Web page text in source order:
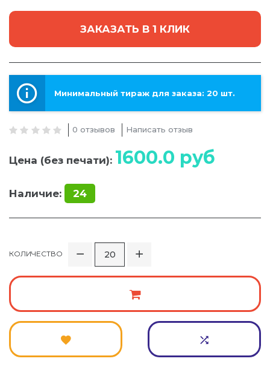
ЗАКАЗАТЬ В 1 КЛИК
Минимальный тираж для заказа: 20 шт.
0 отзывов Написать отзыв
Цена (без печати): 1600.0 руб
Наличие: 24
КОЛИЧЕСТВО